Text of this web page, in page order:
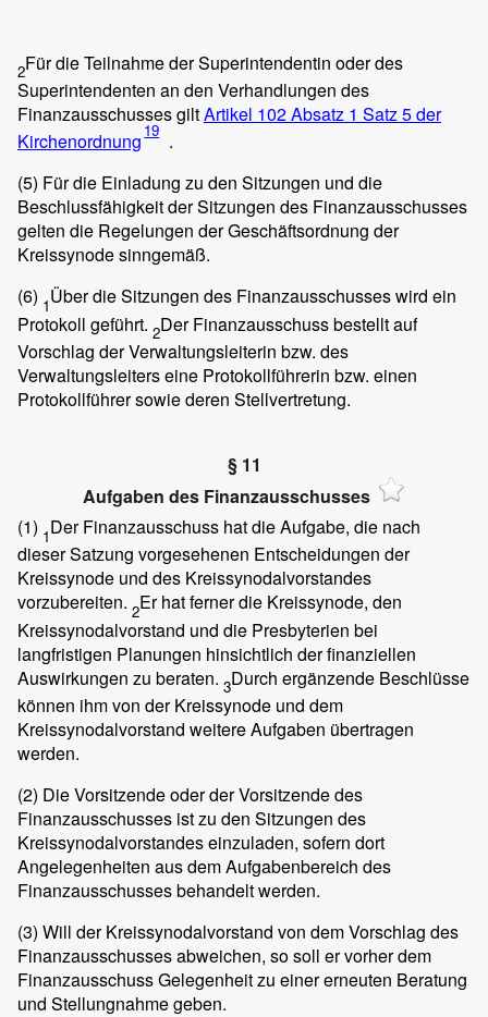
2Für die Teilnahme der Superintendentin oder des
Superintendenten an den Verhandlungen des
Finanzausschusses giltArtikel 102 Absatz 1 Satz 5 der
Kirchenordnung 19 .
(5) Für die Einladung zu den Sitzungen und die
Beschlussfähigkeit der Sitzungen des Finanzausschusses
gelten die Regelungen der Geschäftsordnung der
Kreissynode sinngemäß.
(6) 1Über die Sitzungen des Finanzausschusses wird ein
Protokoll geführt. 2Der Finanzausschuss bestellt auf
Vorschlag der Verwaltungsleiterin bzw. des
Verwaltungsleiters eine Protokollführerin bzw. einen
Protokollführer sowie deren Stellvertretung.
§ 11
Aufgaben des Finanzausschusses
(1) 1Der Finanzausschuss hat die Aufgabe, die nach
dieser Satzung vorgesehenen Entscheidungen der
Kreissynode und des Kreissynodalvorstandes
vorzubereiten. 2Er hat ferner die Kreissynode, den
Kreissynodalvorstand und die Presbyterien bei
langfristigen Planungen hinsichtlich der finanziellen
Auswirkungen zu beraten. 3Durch ergänzende Beschlüsse
können ihm von der Kreissynode und dem
Kreissynodalvorstand weitere Aufgaben übertragen
werden.
(2) Die Vorsitzende oder der Vorsitzende des
Finanzausschusses ist zu den Sitzungen des
Kreissynodalvorstandes einzuladen, sofern dort
Angelegenheiten aus dem Aufgabenbereich des
Finanzausschusses behandelt werden.
(3) Will der Kreissynodalvorstand von dem Vorschlag des
Finanzausschusses abweichen, so soll er vorher dem
Finanzausschuss Gelegenheit zu einer erneuten Beratung
und Stellungnahme geben.